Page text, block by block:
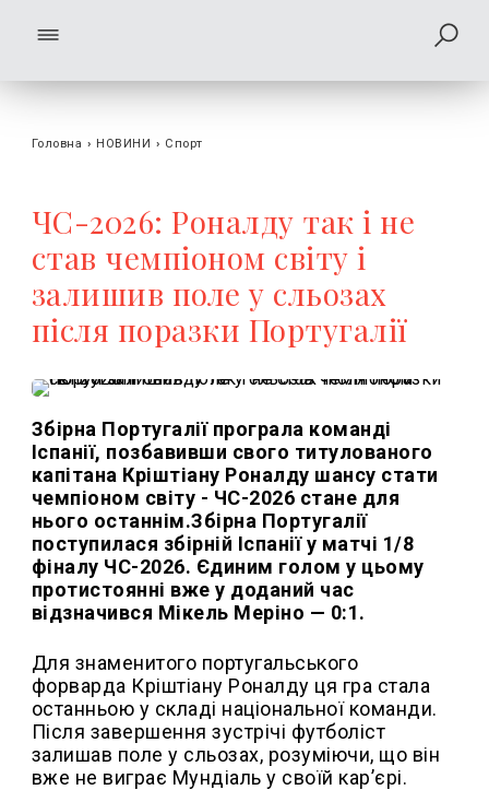
Головна › НОВИНИ › Спорт
ЧС-2026: Роналду так і не
став чемпіоном світу і
залишив поле у сльозах
після поразки Португалії
Збірна Португалії програла команді
Іспанії, позбавивши свого титулованого
капітана Кріштіану Роналду шансу стати
чемпіоном світу - ЧС-2026 стане для
нього останнім.Збірна Португалії
поступилася збірній Іспанії у матчі 1/8
фіналу ЧС-2026. Єдиним голом у цьому
протистоянні вже у доданий час
відзначився Мікель Меріно — 0:1.
Для знаменитого португальського
форварда Кріштіану Роналду ця гра стала
останньою у складі національної команди.
Після завершення зустрічі футболіст
залишав поле у сльозах, розуміючи, що він
вже не виграє Мундіаль у своїй кар’єрі.